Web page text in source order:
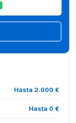
Hasta 2.000 €
Hasta 0 €